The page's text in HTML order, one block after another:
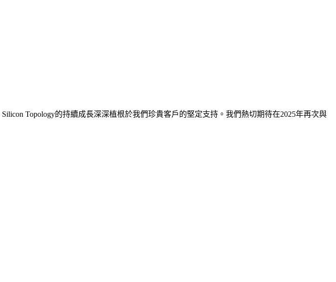
Silicon Topology的持續成長深深植根於我們珍貴客戶的堅定支持。我們熱切期待在2025年再次與